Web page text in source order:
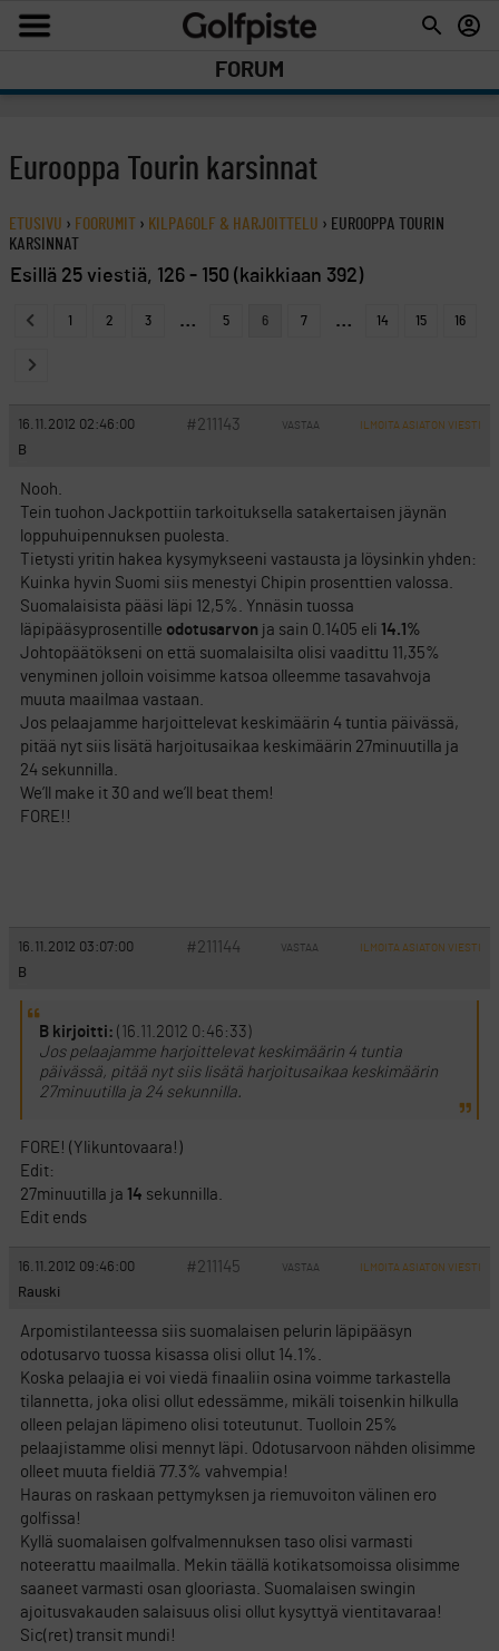
FORUM
Eurooppa Tourin karsinnat
ETUSIVU › FOORUMIT › KILPAGOLF & HARJOITTELU › EUROOPPA TOURIN
KARSINNAT
Esillä 25 viestiä, 126 - 150 (kaikkiaan 392)
1 2 3 … 5 6 7 … 14 15 16
16.11.2012 02:46:00 #211143 VASTAA ILMOITA ASIATON VIESTI
B
Nooh.
Tein tuohon Jackpottiin tarkoituksella satakertaisen jäynän
loppuhuipennuksen puolesta.
Tietysti yritin hakea kysymykseeni vastausta ja löysinkin yhden:
Kuinka hyvin Suomi siis menestyi Chipin prosenttien valossa.
Suomalaisista pääsi läpi 12,5%. Ynnäsin tuossa
läpipääsyprosentille odotusarvon ja sain 0.1405 eli 14.1%
Johtopäätökseni on että suomalaisilta olisi vaadittu 11,35%
venyminen jolloin voisimme katsoa olleemme tasavahvoja
muuta maailmaa vastaan.
Jos pelaajamme harjoittelevat keskimäärin 4 tuntia päivässä,
pitää nyt siis lisätä harjoitusaikaa keskimäärin 27minuutilla ja
24 sekunnilla.
We’ll make it 30 and we’ll beat them!
FORE!!
16.11.2012 03:07:00 #211144 VASTAA ILMOITA ASIATON VIESTI
B
B kirjoitti: (16.11.2012 0:46:33)
Jos pelaajamme harjoittelevat keskimäärin 4 tuntia
päivässä, pitää nyt siis lisätä harjoitusaikaa keskimäärin
27minuutilla ja 24 sekunnilla.
FORE! (Ylikuntovaara!)
Edit:
27minuutilla ja 14 sekunnilla.
Edit ends
16.11.2012 09:46:00 #211145 VASTAA ILMOITA ASIATON VIESTI
Rauski
Arpomistilanteessa siis suomalaisen pelurin läpipääsyn
odotusarvo tuossa kisassa olisi ollut 14.1%.
Koska pelaajia ei voi viedä finaaliin osina voimme tarkastella
tilannetta, joka olisi ollut edessämme, mikäli toisenkin hilkulla
olleen pelajan läpimeno olisi toteutunut. Tuolloin 25%
pelaajistamme olisi mennyt läpi. Odotusarvoon nähden olisimme
olleet muuta fieldiä 77.3% vahvempia!
Hauras on raskaan pettymyksen ja riemuvoiton välinen ero
golfissa!
Kyllä suomalaisen golfvalmennuksen taso olisi varmasti
noteerattu maailmalla. Mekin täällä kotikatsomoissa olisimme
saaneet varmasti osan glooriasta. Suomalaisen swingin
ajoitusvakauden salaisuus olisi ollut kysyttyä vientitavaraa!
Sic(ret) transit mundi!